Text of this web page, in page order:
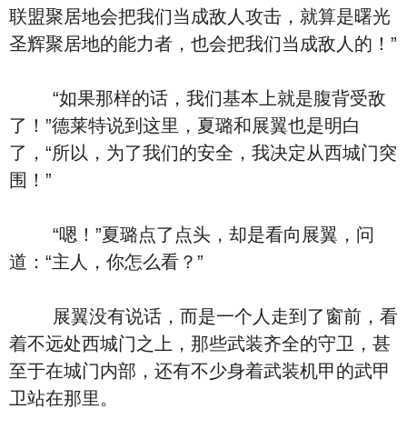
联盟聚居地会把我们当成敌人攻击，就算是曙光
圣辉聚居地的能力者，也会把我们当成敌人的！”
“如果那样的话，我们基本上就是腹背受敌
了！”德莱特说到这里，夏璐和展翼也是明白
了，“所以，为了我们的安全，我决定从西城门突
围！”
“嗯！”夏璐点了点头，却是看向展翼，问
道：“主人，你怎么看？”
展翼没有说话，而是一个人走到了窗前，看
着不远处西城门之上，那些武装齐全的守卫，甚
至于在城门内部，还有不少身着武装机甲的武甲
卫站在那里。